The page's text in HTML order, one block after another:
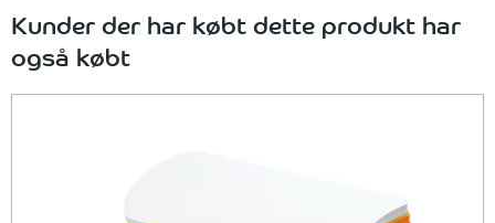
Kunder der har købt dette produkt har
også købt